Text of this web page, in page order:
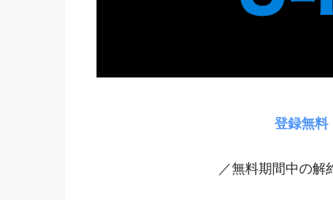
登録無料
／無料期間中の解